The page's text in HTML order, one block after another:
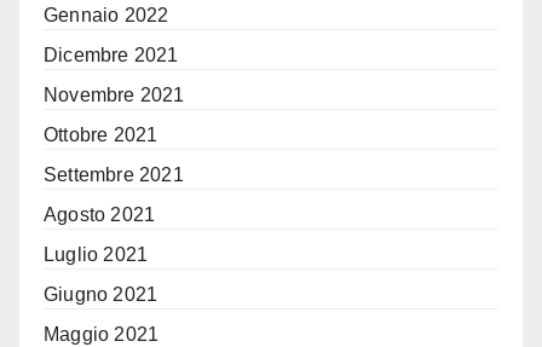
Gennaio 2022
Dicembre 2021
Novembre 2021
Ottobre 2021
Settembre 2021
Agosto 2021
Luglio 2021
Giugno 2021
Maggio 2021